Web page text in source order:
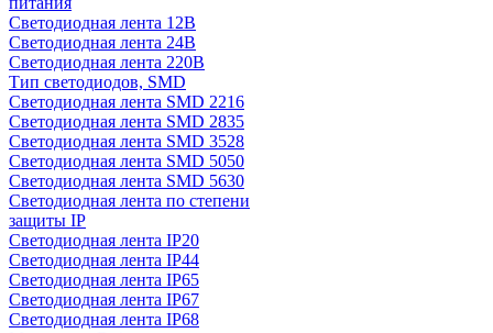
Светодиодная лента 12В
Светодиодная лента 24В
Светодиодная лента 220В
Тип светодиодов, SMD
Cветодиодная лента SMD 2216
Светодиодная лента SMD 2835
Светодиодная лента SMD 3528
Светодиодная лента SMD 5050
Светодиодная лента SMD 5630
Светодиодная лента по степени
защиты IP
Светодиодная лента IP20
Светодиодная лента IP44
Светодиодная лента IP65
Светодиодная лента IP67
Светодиодная лента IP68